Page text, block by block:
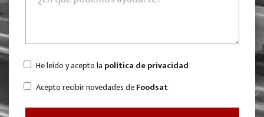
He leído y acepto la política de privacidad
Acepto recibir novedades deFoodsat